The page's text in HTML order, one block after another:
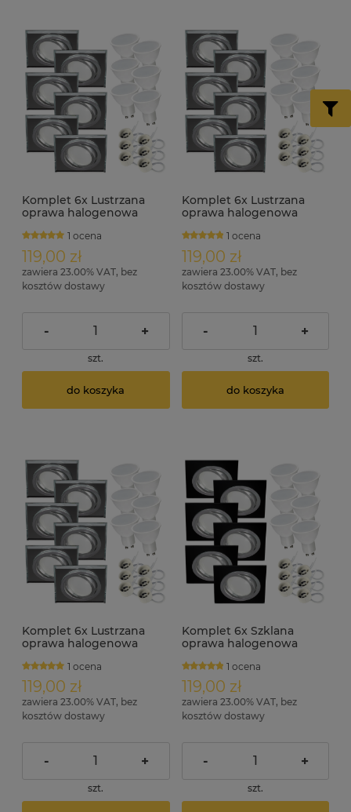
Komplet 6x Lustrzana
oprawa halogenowa
3000K
1 ocena
119,00 zł
zawiera 23.00% VAT, bez
kosztów dostawy
- +
szt.
do koszyka
Komplet 6x Lustrzana
oprawa halogenowa
4000K
1 ocena
119,00 zł
zawiera 23.00% VAT, bez
kosztów dostawy
- +
szt.
do koszyka
Komplet 6x Lustrzana
oprawa halogenowa
6000K
1 ocena
119,00 zł
zawiera 23.00% VAT, bez
kosztów dostawy
- +
szt.
Komplet 6x Szklana
oprawa halogenowa
GU10 7W 3000K
1 ocena
119,00 zł
zawiera 23.00% VAT, bez
kosztów dostawy
- +
szt.